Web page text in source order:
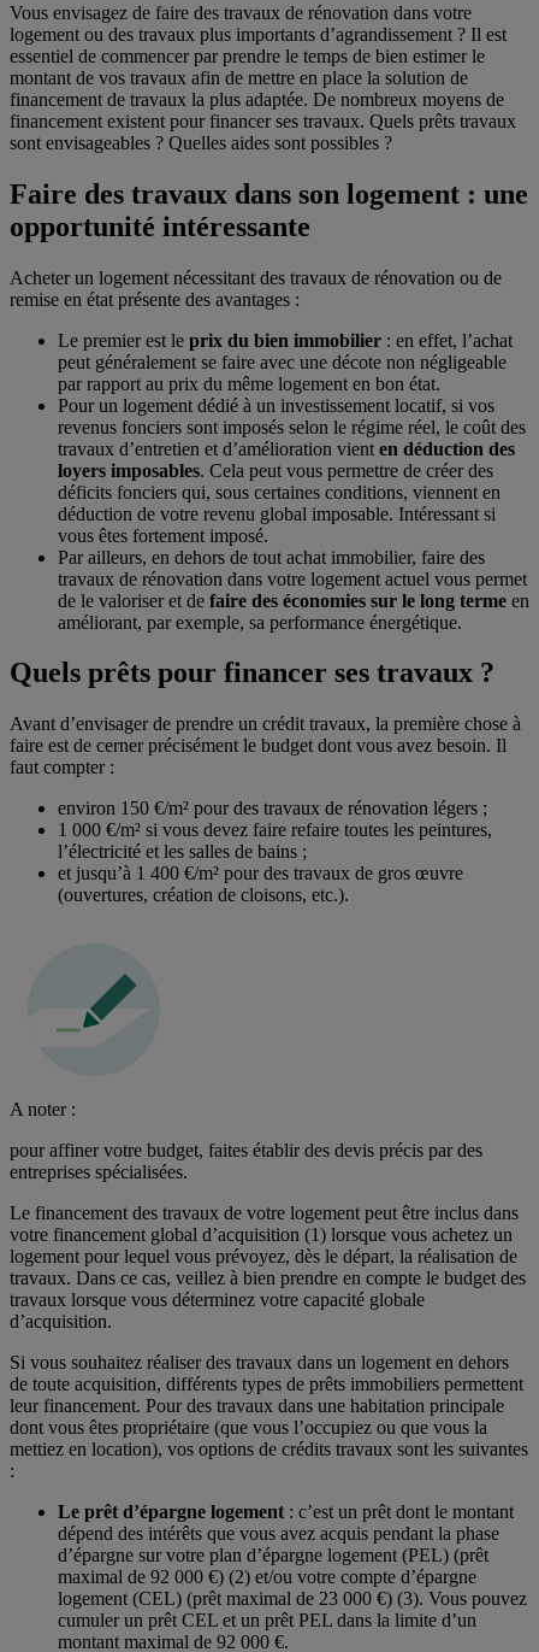
Vous envisagez de faire des travaux de rénovation dans votre
logement ou des travaux plus importants d’agrandissement ? Il est
essentiel de commencer par prendre le temps de bien estimer le
montant de vos travaux afin de mettre en place la solution de
financement de travaux la plus adaptée. De nombreux moyens de
financement existent pour financer ses travaux. Quels prêts travaux
sont envisageables ? Quelles aides sont possibles ?
Faire des travaux dans son logement : une
opportunité intéressante
Acheter un logement nécessitant des travaux de rénovation ou de
remise en état présente des avantages :
Le premier est le prix du bien immobilier : en effet, l’achat
peut généralement se faire avec une décote non négligeable
par rapport au prix du même logement en bon état.
Pour un logement dédié à un investissement locatif, si vos
revenus fonciers sont imposés selon le régime réel, le coût des
travaux d’entretien et d’amélioration vient en déduction des
loyers imposables. Cela peut vous permettre de créer des
déficits fonciers qui, sous certaines conditions, viennent en
déduction de votre revenu global imposable. Intéressant si
vous êtes fortement imposé.
Par ailleurs, en dehors de tout achat immobilier, faire des
travaux de rénovation dans votre logement actuel vous permet
de le valoriser et de faire des économies sur le long terme en
améliorant, par exemple, sa performance énergétique.
Quels prêts pour financer ses travaux ?
Avant d’envisager de prendre un crédit travaux, la première chose à
faire est de cerner précisément le budget dont vous avez besoin. Il
faut compter :
environ 150 €/m² pour des travaux de rénovation légers ;
1 000 €/m² si vous devez faire refaire toutes les peintures,
l’électricité et les salles de bains ;
et jusqu’à 1 400 €/m² pour des travaux de gros œuvre
(ouvertures, création de cloisons, etc.).
A noter :
pour affiner votre budget, faites établir des devis précis par des
entreprises spécialisées.
Le financement des travaux de votre logement peut être inclus dans
votre financement global d’acquisition (1) lorsque vous achetez un
logement pour lequel vous prévoyez, dès le départ, la réalisation de
travaux. Dans ce cas, veillez à bien prendre en compte le budget des
travaux lorsque vous déterminez votre capacité globale
d’acquisition.
Si vous souhaitez réaliser des travaux dans un logement en dehors
de toute acquisition, différents types de prêts immobiliers permettent
leur financement. Pour des travaux dans une habitation principale
dont vous êtes propriétaire (que vous l’occupiez ou que vous la
mettiez en location), vos options de crédits travaux sont les suivantes
:
Le prêt d’épargne logement : c’est un prêt dont le montant
dépend des intérêts que vous avez acquis pendant la phase
d’épargne sur votre plan d’épargne logement (PEL) (prêt
maximal de 92 000 €) (2) et/ou votre compte d’épargne
logement (CEL) (prêt maximal de 23 000 €) (3). Vous pouvez
cumuler un prêt CEL et un prêt PEL dans la limite d’un
montant maximal de 92 000 €.